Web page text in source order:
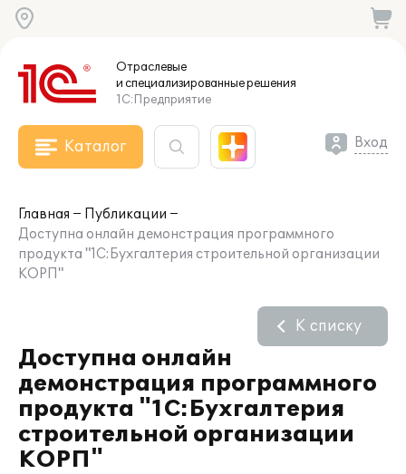
Отраслевые
и специализированныерешения
1С:Предприятие
Каталог Вход
Главная
Публикации
Доступна онлайн демонстрация программного
продукта "1С:Бухгалтерия строительной организации
КОРП"
Доступна онлайн
демонстрация программного
продукта "1С:Бухгалтерия
строительной организации
КОРП"
К списку